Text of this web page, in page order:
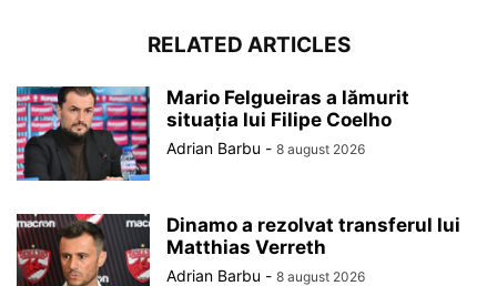
RELATED ARTICLES
Mario Felgueiras a lămurit
situația lui Filipe Coelho
Adrian Barbu - 8 august 2026
Dinamo a rezolvat transferul lui
Matthias Verreth
Adrian Barbu - 8 august 2026